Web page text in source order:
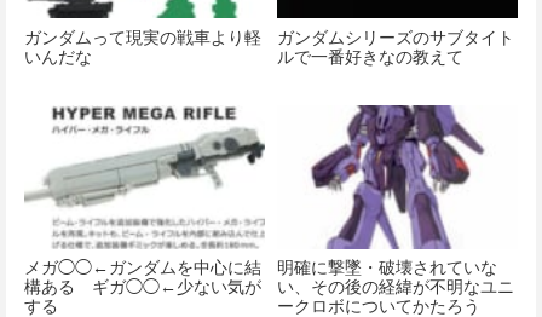
ガンダムって現実の戦車より軽
いんだな
ガンダムシリーズのサブタイト
ルで一番好きなの教えて
メガ◯◯←ガンダムを中心に結
構ある ギガ◯◯←少ない気が
する
明確に撃墜・破壊されていな
い、その後の経緯が不明なユニ
ークロボについてかたろう